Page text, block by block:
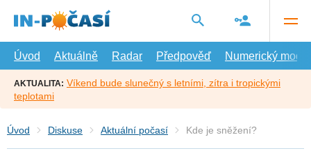
hlavní
Úvod
Aktuálně Radar Předpověď Numerický model
AKTUALITA: Víkend bude slunečný s letními, zítra i tropickými
teplotami
Úvod Diskuse Aktuální počasí Kde je sněžení?